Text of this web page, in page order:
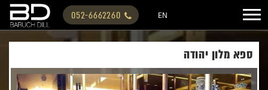
052-6662260 EN
ספא מלון יהודה